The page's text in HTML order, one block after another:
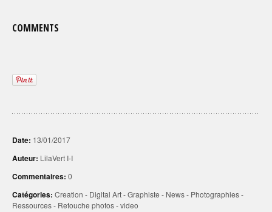
COMMENTS
Date: 13/01/2017
Auteur: LilaVert I-I
Commentaires: 0
Catégories: Creation - Digital Art-Graphiste - News- Photographies-
Ressources- Retouche photos-video